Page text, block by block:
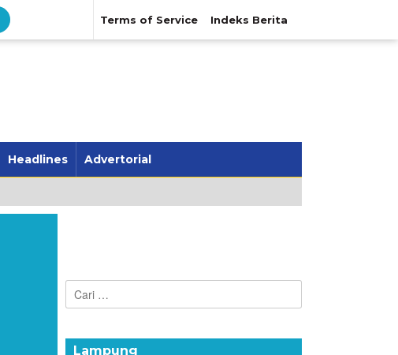
Terms of Service Indeks Berita
Headlines Advertorial
Cari
untuk:
Lampung